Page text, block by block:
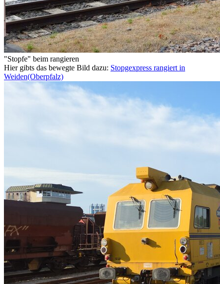
"Stopfe" beim rangieren
Hier gibts das bewegte Bild dazu: Stopgexpress rangiert in
Weiden(Oberpfalz)